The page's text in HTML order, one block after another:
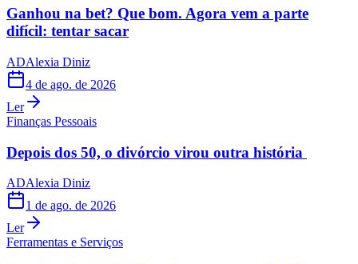
Ganhou na bet? Que bom. Agora vem a parte
difícil: tentar sacar
ADAlexia Diniz
4 de ago. de 2026
Ler
Finanças Pessoais
Depois dos 50, o divórcio virou outra história
ADAlexia Diniz
1 de ago. de 2026
Ler
Ferramentas e Serviços